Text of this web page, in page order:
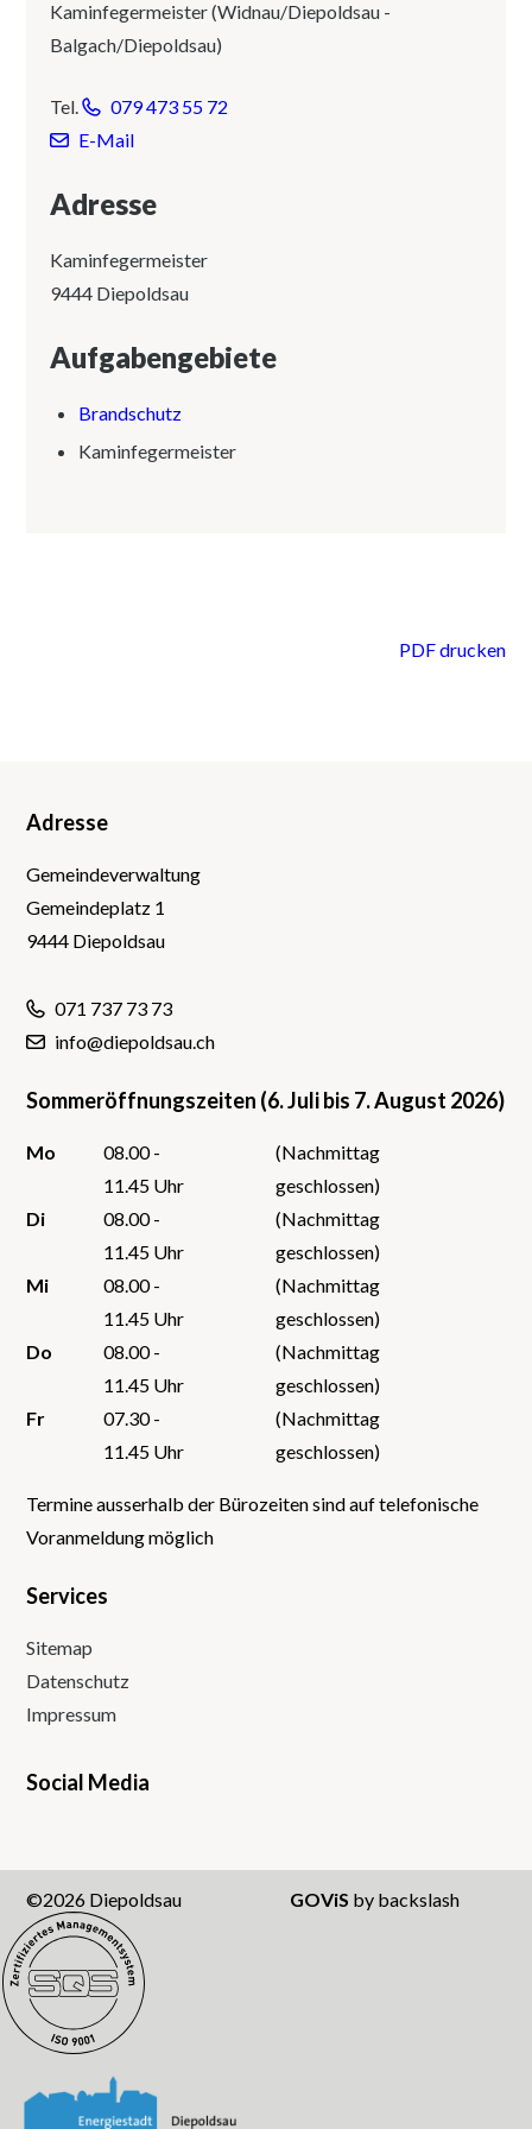
Kaminfegermeister (Widnau/Diepoldsau -
Balgach/Diepoldsau)
Tel.
079 473 55 72
E-Mail
Adresse
Kaminfegermeister
9444 Diepoldsau
Aufgabengebiete
Brandschutz
Kaminfegermeister
PDF drucken
Footer
Adresse
Gemeindeverwaltung
Gemeindeplatz 1
9444 Diepoldsau
071 737 73 73
info@diepoldsau.ch
Sommeröffnungszeiten (6. Juli bis 7. August 2026)
Mo
08.00 -
11.45 Uhr
(Nachmittag
geschlossen)
Di
08.00 -
11.45 Uhr
(Nachmittag
geschlossen)
Mi
08.00 -
11.45 Uhr
(Nachmittag
geschlossen)
Do
08.00 -
11.45 Uhr
(Nachmittag
geschlossen)
Fr
07.30 -
11.45 Uhr
(Nachmittag
geschlossen)
Termine ausserhalb der Bürozeiten sind auf telefonische
Voranmeldung möglich
Services
Sitemap
Datenschutz
Impressum
Social Media
©2026 Diepoldsau GOViS by backslash